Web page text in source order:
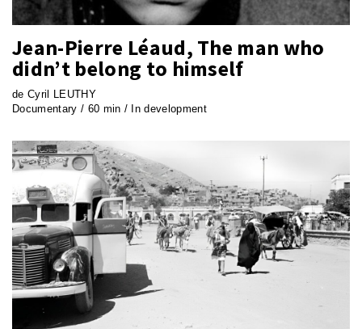
Jean-Pierre Léaud, The man who
didn’t belong to himself
de Cyril LEUTHY
Documentary / 60 min / In development